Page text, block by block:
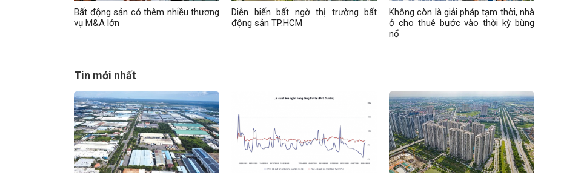
Bất động sản có thêm nhiều thương
vụ M&A lớn
Diễn biến bất ngờ thị trường bất
động sản TP.HCM
Không còn là giải pháp tạm thời, nhà
ở cho thuê bước vào thời kỳ bùng
nổ
Tin mới nhất